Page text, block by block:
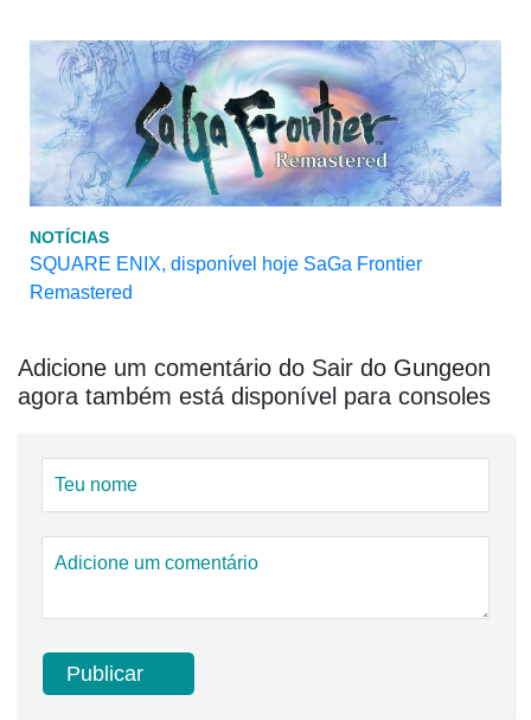
NOTÍCIAS
SQUARE ENIX, disponível hoje SaGa Frontier
Remastered
Adicione um comentário do Sair do Gungeon
agora também está disponível para consoles